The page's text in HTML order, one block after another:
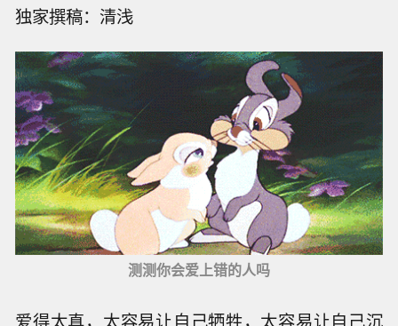
独家撰稿：清浅
测测你会爱上错的人吗
爱得太真，太容易让自己牺牲，太容易让自己沉